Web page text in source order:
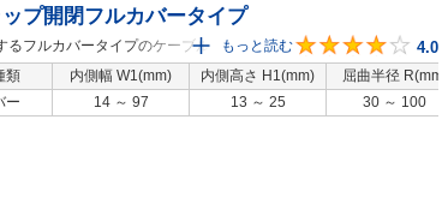
プ開閉フルカバータイプ
るフルカバータイプのケーブルキャリアで
開閉可能です。リンク数計算方法は下記概
【URL】https://jp.misumi-
もっと読む 4.0
類 内側幅 W1(mm) 内側高さ H1(mm) 屈曲半径 R(mm)
ー 14 ～ 97 13 ～ 25 30 ～ 100